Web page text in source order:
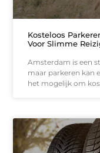
Kosteloos
Voor Slimme
Amsterdam is een
maar parkeren kan
het mogelijk om